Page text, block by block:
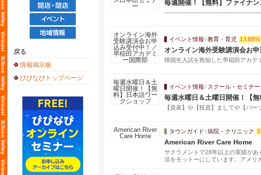
戻る
情報掲示板
びびなびトップページ
毎週開催！【無料】ファイナ
イベント情報 /教育・育児
オンライン海外受験講演会お
帰国生入試を熟知した早稲田アカデ
イベント情報 / スクール・セミナー
毎週水曜日＆土曜日開催！【
【資産】や【投資】ましてや【パ
タウンガイド /病院・クリニック
American River Care Home
サクラメントで28年以上の実績が
活をモットーにしています。アメリ